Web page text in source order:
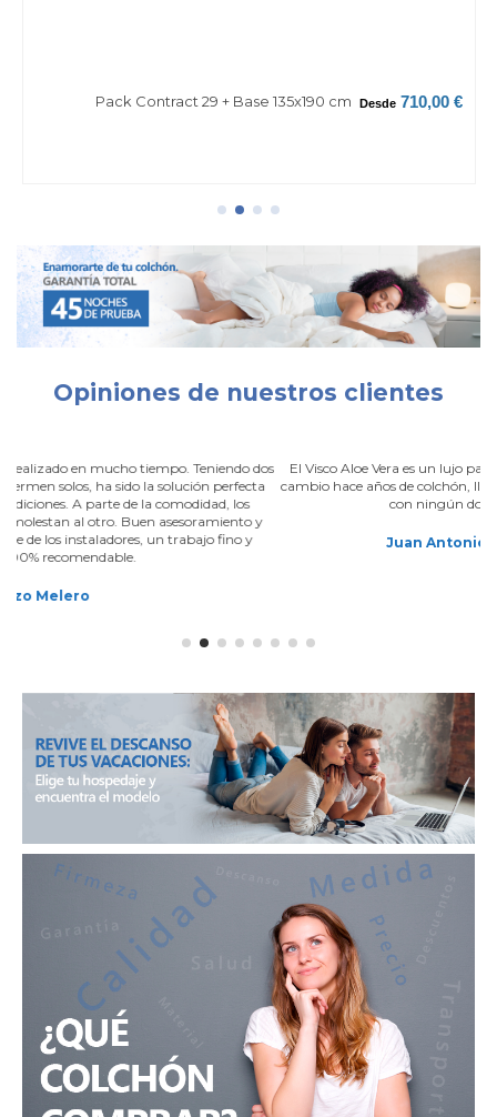
Pack Contract 29 + Base 135x190 cm Desde 710,00 €
Opiniones de nuestros clientes
El Visco Aloe Vera es un lujo para el descanso, si lo llego a saber antes,
cambio hace años de colchón, llevo un año con este y ya no me levanto
con ningún dolor de espalda ni cuello
Juan Antonio Fernández Ramos